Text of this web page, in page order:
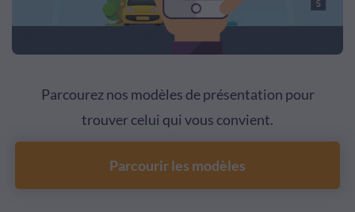
Parcourez nos modèles de présentation pour
trouver celui qui vous convient.
Parcourir les modèles